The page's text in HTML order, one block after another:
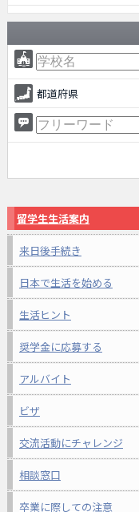
都道府県
留学生生活案内
来日後手続き
日本で生活を始める
生活ヒント
奨学金に応募する
アルバイト
ビザ
交流活動にチャレンジ
相談窓口
卒業に際しての注意